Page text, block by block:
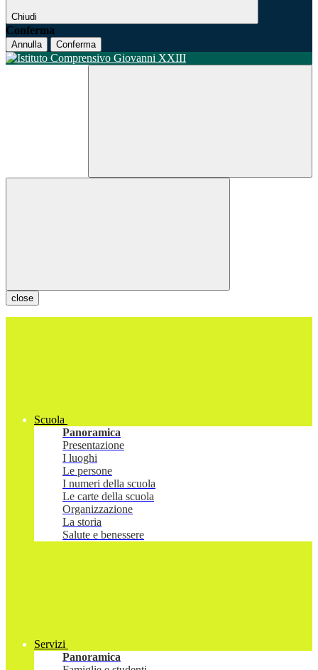
Chiudi
Conferma
Annulla Conferma
close
Scuola
Panoramica
Presentazione
I luoghi
Le persone
I numeri della scuola
Le carte della scuola
Organizzazione
La storia
Salute e benessere
Servizi
Panoramica